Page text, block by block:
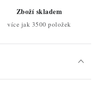
Zboží skladem
více jak 3500 položek